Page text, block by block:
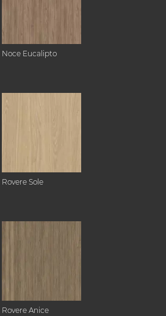
Noce Eucalipto
Rovere Sole
Rovere Anice